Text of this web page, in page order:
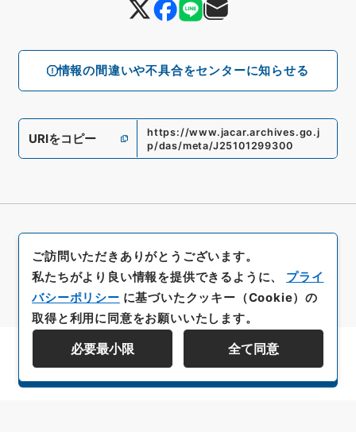
情報の間違いや不具合をセンターに知らせる
URIをコピー
https://www.jacar.archives.go.j
p/das/meta/J25101299300
資料群階層を表示する
ご訪問いただきありがとうございます。
私たちがより良い情報を提供できるように、 プライ
バシーポリシー に基づいたクッキー（Cookie）の
取得と利用に同意をお願いいたします。
必要最小限 全て同意